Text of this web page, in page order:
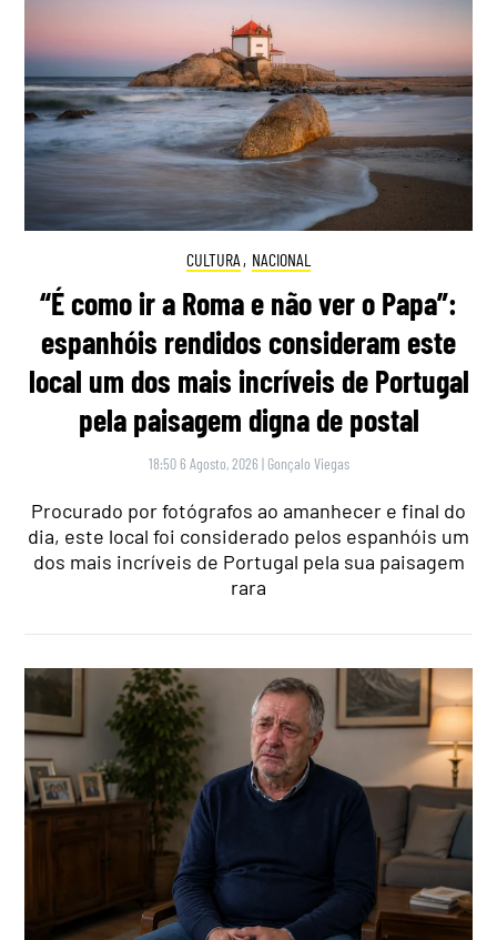
CULTURA , NACIONAL
“É como ir a Roma e não ver o Papa”:
espanhóis rendidos consideram este
local um dos mais incríveis de Portugal
pela paisagem digna de postal
18:50 6 Agosto, 2026 | Gonçalo Viegas
Procurado por fotógrafos ao amanhecer e final do
dia, este local foi considerado pelos espanhóis um
dos mais incríveis de Portugal pela sua paisagem
rara